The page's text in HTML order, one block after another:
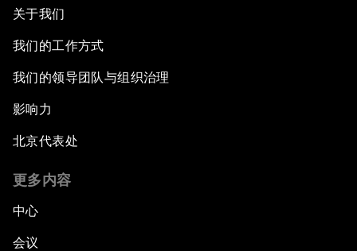
关于我们
我们的工作方式
我们的领导团队与组织治理
影响力
北京代表处
更多内容
中心
会议